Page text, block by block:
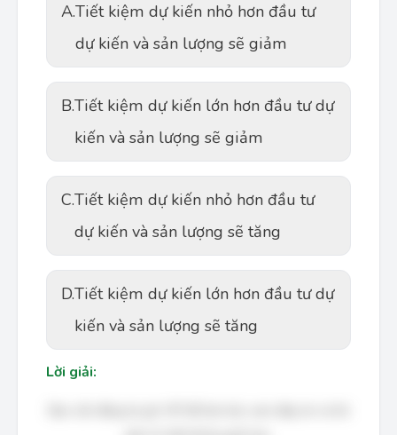
A.Tiết kiệm dự kiến nhỏ hơn đầu tư
dự kiến và sản lượng sẽ giảm
B.Tiết kiệm dự kiến lớn hơn đầu tư dự
kiến và sản lượng sẽ giảm
C.Tiết kiệm dự kiến nhỏ hơn đầu tư
dự kiến và sản lượng sẽ tăng
D.Tiết kiệm dự kiến lớn hơn đầu tư dự
kiến và sản lượng sẽ tăng
Lời giải: